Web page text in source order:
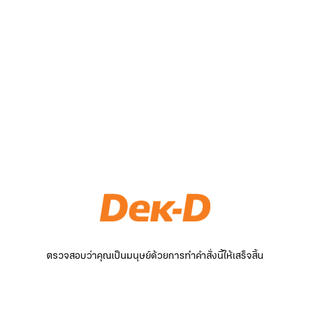
ตรวจสอบว่าคุณเป็นมนุษย์ด้วยการทำคำสั่งนี้ให้เสร็จสิ้น